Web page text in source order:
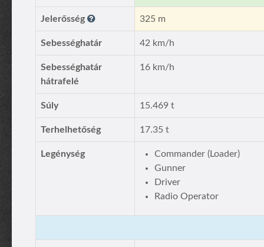
Jelerősség 325 m
Sebességhatár 42 km/h
Sebességhatár
hátrafelé
16 km/h
Súly 15.469 t
Terhelhetőség 17.35 t
Legénység
Commander (Loader)
Gunner
Driver
Radio Operator